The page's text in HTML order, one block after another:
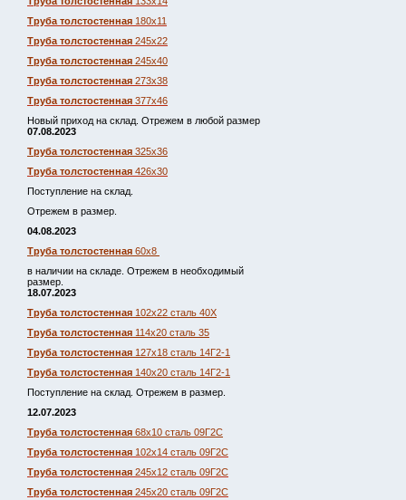
Труба толстостенная 180х11
Труба толстостенная 245х22
Труба толстостенная 245х40
Труба толстостенная 273х38
Труба толстостенная 377х46
Новый приход на склад. Отрежем в любой размер
07.08.2023
Труба толстостенная 325х36
Труба толстостенная 426х30
Поступление на склад.
Отрежем в размер.
04.08.2023
Труба толстостенная 60х8
в наличии на складе. Отрежем в необходимый
размер.
18.07.2023
Труба толстостенная 102х22 сталь 40Х
Труба толстостенная 114х20 сталь 35
Труба толстостенная 127х18 сталь 14Г2-1
Труба толстостенная 140х20 сталь 14Г2-1
Поступление на склад. Отрежем в размер.
12.07.2023
Труба толстостенная 68х10 сталь 09Г2С
Труба толстостенная 102х14 сталь 09Г2С
Труба толстостенная 245х12 сталь 09Г2С
Труба толстостенная 245х20 сталь 09Г2С